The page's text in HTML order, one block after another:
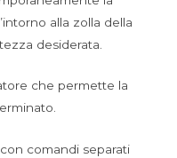
alla zolla della
desiderata.
che permette la
comandi separati